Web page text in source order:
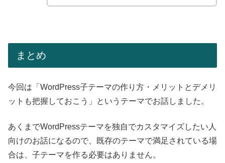
まとめ
今回は「WordPress子テーマの作り方・メリットとデメリ
ットも把握しておこう」というテーマでお話しました。
あくまでWordPressテーマを独自でカスタマイズしたい人
向けのお話になるので、既存のテーマで満足されている場
合は、子テーマを作る必要はありません。